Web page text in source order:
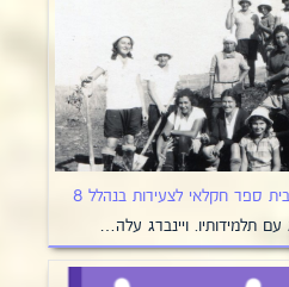
ספר חקלאי לצעירות בנהלל 8
תלמידותיו. ויינברג עלה…